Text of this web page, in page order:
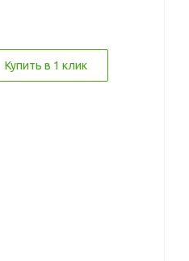
Купить в 1 клик